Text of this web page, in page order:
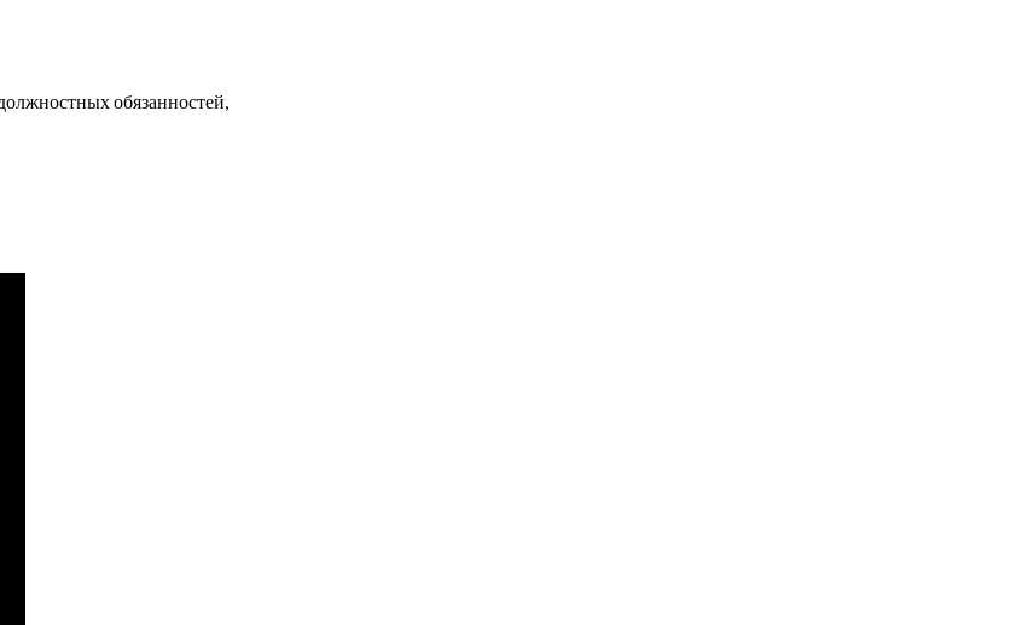
обязанностей,